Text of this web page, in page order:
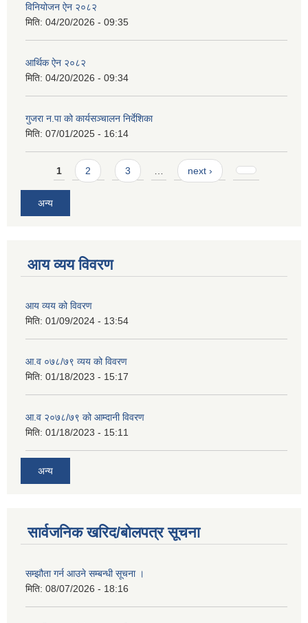
विनियोजन ऐन २०८२
मिति: 04/20/2026 - 09:35
आर्थिक ऐन २०८२
मिति: 04/20/2026 - 09:34
गुजरा न.पा को कार्यसञ्चालन निर्देशिका
मिति: 07/01/2025 - 16:14
Pages
1 2 3 … next ›
अन्य
आय व्यय विवरण
आय व्यय को विवरण
मिति: 01/09/2024 - 13:54
आ.व ०७८/७९ व्यय को विवरण
मिति: 01/18/2023 - 15:17
आ.व २०७८/७९ को आम्दानी विवरण
मिति: 01/18/2023 - 15:11
अन्य
सार्वजनिक खरिद/बोलपत्र सूचना
सम्झौता गर्न आउने सम्बन्धी सूचना ।
मिति: 08/07/2026 - 18:16